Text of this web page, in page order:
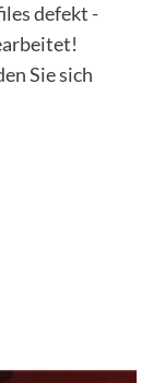
defekt -
Sie sich